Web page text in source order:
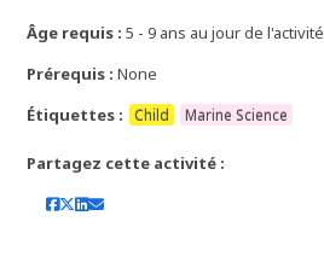
Âge requis : 5 - 9 ans au jour de l'activité
Prérequis : None
Étiquettes :
Child Marine Science
Partagez cette activité :